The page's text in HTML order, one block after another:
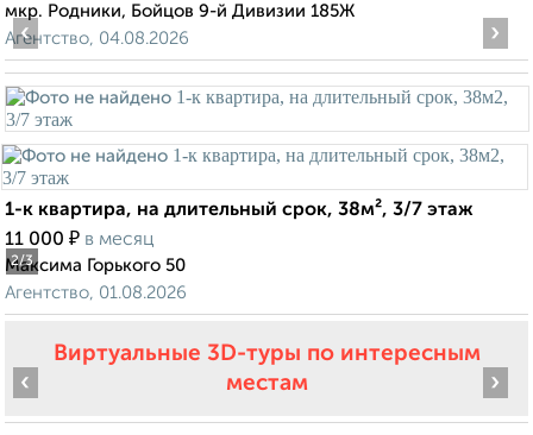
мкр. Родники, Бойцов 9-й Дивизии 185Ж
Агентство, 04.08.2026
2/3
‹ ›
1-к квартира, на длительный срок, 38м², 3/7 этаж
11 000 ₽ в месяц
Максима Горького 50
Агентство, 01.08.2026
Виртуальные 3D-туры по интересным
местам
‹ ›